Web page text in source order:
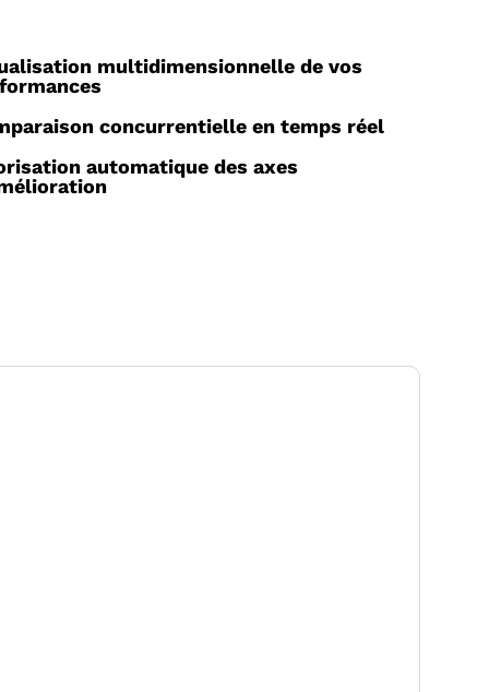
multidimensionnelle de vos
concurrentielle en temps réel
automatique des axes